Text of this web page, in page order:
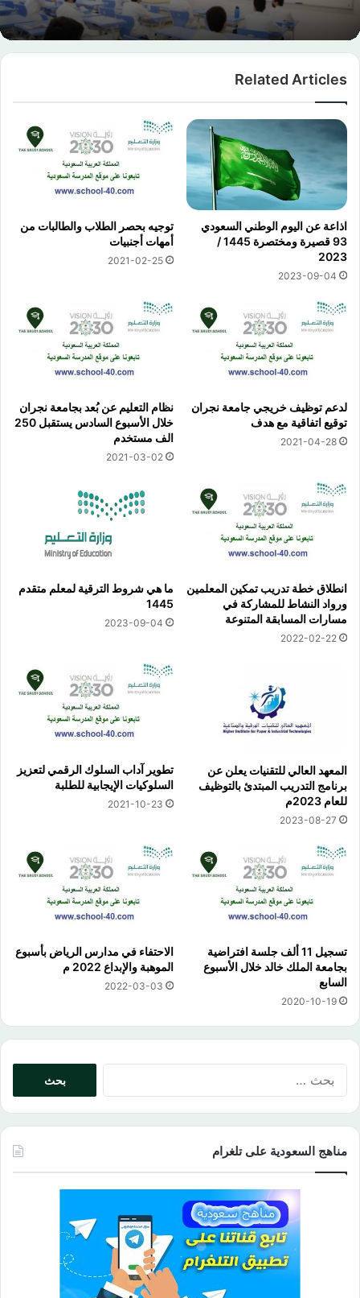
Related Articles
اذاعة عن اليوم الوطني السعودي
93 قصيرة ومختصرة 1445 /
2023
2023-09-04
توجيه بحصر الطلاب والطالبات من
أمهات أجنبيات
2021-02-25
لدعم توظيف خريجي جامعة نجران
توقيع اتفاقية مع هدف
2021-04-28
نظام التعليم عن بُعد بجامعة نجران
خلال الأسبوع السادس يستقبل 250
الف مستخدم
2021-03-02
انطلاق خطة تدريب تمكين المعلمين
ورواد النشاط للمشاركة في
مسارات المسابقة المتنوعة
2022-02-22
ما هي شروط الترقية لمعلم متقدم
1445
2023-09-04
المعهد العالي للتقنيات يعلن عن
برنامج التدريب المبتدئ بالتوظيف
للعام 2023م
2023-08-27
تطوير آداب السلوك الرقمي لتعزيز
السلوكيات الإيجابية للطلبة
2021-10-23
تسجيل 11 ألف جلسة افتراضية
بجامعة الملك خالد خلال الأسبوع
السابع
2020-10-19
الاحتفاء في مدارس الرياض بأسبوع
الموهبة والإبداع 2022 م
2022-03-03
مناهج السعودية على تلغرام